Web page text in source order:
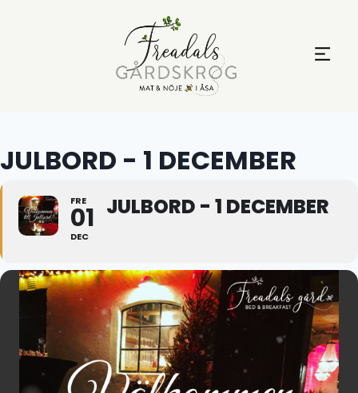
JULBORD - 1 DECEMBER
FRE
01
DEC
JULBORD - 1 DECEMBER